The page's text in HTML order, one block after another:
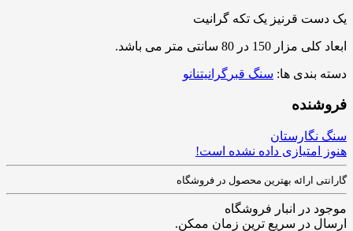
یک دست قرنیز یک تکه گرانیت
ابعاد کلی مزار 150 در 80 سانتی متر می باشد.
دسته بندی ها: سنگ قبر گرانیتنانو
فروشنده
سنگ نگارستان
هنوز امتیازی داده نشده است!
گارانتی ارائه بهترین محصول در فروشگاه
موجود در انبار فروشگاه
ارسال در سریع ترین زمان ممکن.